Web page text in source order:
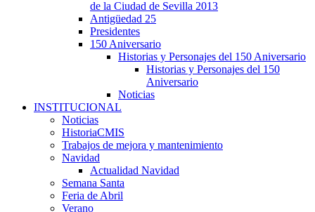
de la Ciudad de Sevilla 2013
Antigüedad 25
Presidentes
150 Aniversario
Historias y Personajes del 150 Aniversario
Historias y Personajes del 150
Aniversario
Noticias
INSTITUCIONAL
Noticias
HistoriaCMIS
Trabajos de mejora y mantenimiento
Navidad
Actualidad Navidad
Semana Santa
Feria de Abril
Verano